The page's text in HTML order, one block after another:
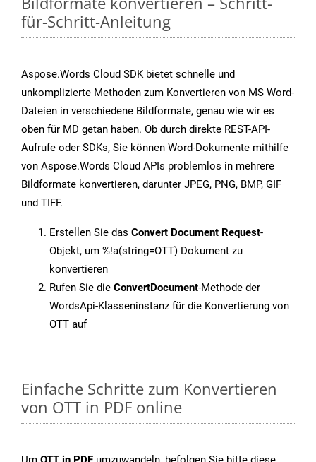
für-Schritt-Anleitung
Aspose.Words Cloud SDK bietet schnelle und
unkomplizierte Methoden zum Konvertieren von MS Word-
Dateien in verschiedene Bildformate, genau wie wir es
oben für MD getan haben. Ob durch direkte REST-API-
Aufrufe oder SDKs, Sie können Word-Dokumente mithilfe
von Aspose.Words Cloud APIs problemlos in mehrere
Bildformate konvertieren, darunter JPEG, PNG, BMP, GIF
und TIFF.
Erstellen Sie das Convert Document Request-
Objekt, um %!a(string=OTT) Dokument zu
konvertieren
Rufen Sie die ConvertDocument-Methode der
WordsApi-Klasseninstanz für die Konvertierung von
OTT auf
Einfache Schritte zum Konvertieren
von OTT in PDF online